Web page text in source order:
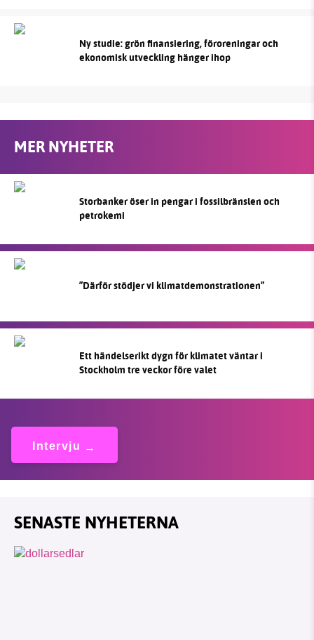
Ny studie: grön finansiering, föroreningar och
ekonomisk utveckling hänger ihop
MER NYHETER
Storbanker öser in pengar i fossilbränslen och
petrokemi
”Därför stödjer vi klimatdemonstrationen”
Ett händelserikt dygn för klimatet väntar i
Stockholm tre veckor före valet
Intervju
SENASTE NYHETERNA